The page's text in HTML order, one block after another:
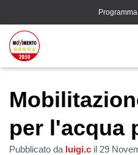
per l'acqua
Pubblicato da luigi.c il 29